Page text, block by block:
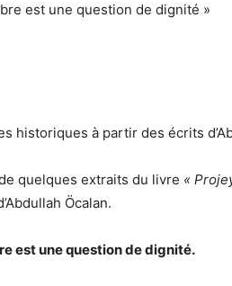
est une question de dignité »
historiques à partir des écrits
quelques extraits du livre «
Öcalan.
est une question de dignité.